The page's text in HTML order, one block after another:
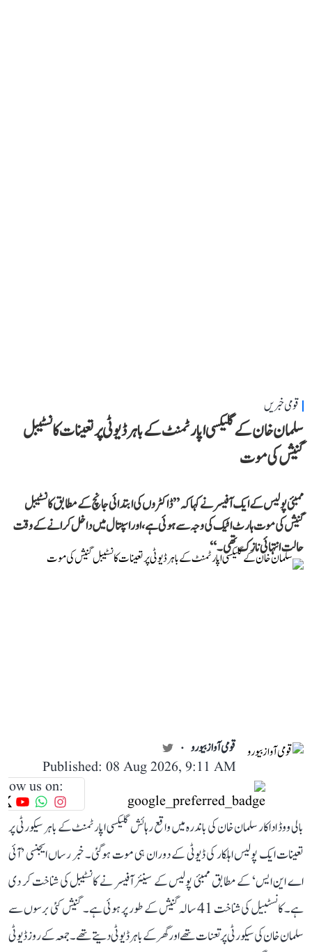
قومی خبریں
سلمان خان کے گلیکسی اپارٹمنٹ کے باہر ڈیوٹی پر تعینات کانسٹیبل
گنیش کی موت
ممبئی پولیس کے ایک آفیسر نے کہا کہ ’’ڈاکٹروں کی ابتدائی جانچ کے مطابق کانسٹیبل
گنیش کی موت ہارٹ اٹیک کی وجہ سے ہوئی ہے، اور اسپتال میں داخل کرانے کے وقت
حالت انتہائی نازک تھی۔‘‘
قومی آواز بیورو
Published: 08 Aug 2026, 9:11 AM
us on:
بالی ووڈ اداکار سلمان خان کی باندرہ میں واقع رہائش گلیکسی اپارٹمنٹ کے باہر سیکورٹی پر
تعینات ایک پولیس اہلکار کی ڈیوٹی کے دوران ہی موت ہوگئی۔ خبر رساں ایجنسی ’آئی
اے این ایس‘ کے مطابق ممبئی پولیس کے سینئر آفیسر نے کانسٹیبل کی شناخت کر دی
ہے۔ کانسٹبیل کی شناخت 41 سالہ گنیش کے طور پر ہوئی ہے۔ گنیش کئی برسوں سے
سلمان خان کی سیکورٹی پر تعنات تھے اور گھر کے باہر ڈیوٹی دیتے تھے۔ جمعہ کے روز ڈیوٹی